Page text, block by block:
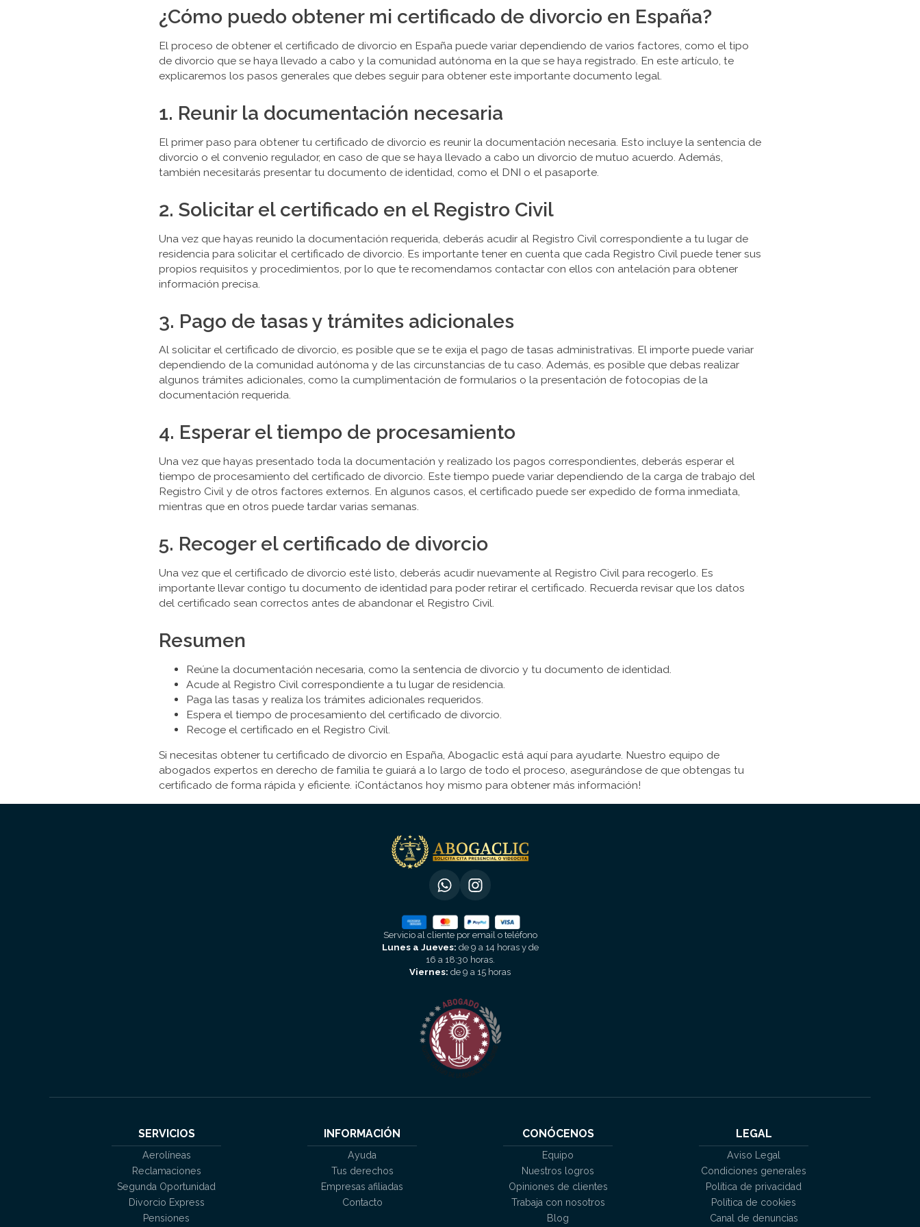
¿Cómo puedo obtener mi certificado de divorcio en España?
El proceso de obtener el certificado de divorcio en España puede variar dependiendo de varios factores, como el tipo
de divorcio que se haya llevado a cabo y la comunidad autónoma en la que se haya registrado. En este artículo, te
explicaremos los pasos generales que debes seguir para obtener este importante documento legal.
1. Reunir la documentación necesaria
El primer paso para obtener tu certificado de divorcio es reunir la documentación necesaria. Esto incluye la sentencia de
divorcio o el convenio regulador, en caso de que se haya llevado a cabo un divorcio de mutuo acuerdo. Además,
también necesitarás presentar tu documento de identidad, como el DNI o el pasaporte.
2. Solicitar el certificado en el Registro Civil
Una vez que hayas reunido la documentación requerida, deberás acudir al Registro Civil correspondiente a tu lugar de
residencia para solicitar el certificado de divorcio. Es importante tener en cuenta que cada Registro Civil puede tener sus
propios requisitos y procedimientos, por lo que te recomendamos contactar con ellos con antelación para obtener
información precisa.
3. Pago de tasas y trámites adicionales
Al solicitar el certificado de divorcio, es posible que se te exija el pago de tasas administrativas. El importe puede variar
dependiendo de la comunidad autónoma y de las circunstancias de tu caso. Además, es posible que debas realizar
algunos trámites adicionales, como la cumplimentación de formularios o la presentación de fotocopias de la
documentación requerida.
4. Esperar el tiempo de procesamiento
Una vez que hayas presentado toda la documentación y realizado los pagos correspondientes, deberás esperar el
tiempo de procesamiento del certificado de divorcio. Este tiempo puede variar dependiendo de la carga de trabajo del
Registro Civil y de otros factores externos. En algunos casos, el certificado puede ser expedido de forma inmediata,
mientras que en otros puede tardar varias semanas.
5. Recoger el certificado de divorcio
Una vez que el certificado de divorcio esté listo, deberás acudir nuevamente al Registro Civil para recogerlo. Es
importante llevar contigo tu documento de identidad para poder retirar el certificado. Recuerda revisar que los datos
del certificado sean correctos antes de abandonar el Registro Civil.
Resumen
Reúne la documentación necesaria, como la sentencia de divorcio y tu documento de identidad.
Acude al Registro Civil correspondiente a tu lugar de residencia.
Paga las tasas y realiza los trámites adicionales requeridos.
Espera el tiempo de procesamiento del certificado de divorcio.
Recoge el certificado en el Registro Civil.
Si necesitas obtener tu certificado de divorcio en España, Abogaclic está aquí para ayudarte. Nuestro equipo de
abogados expertos en derecho de familia te guiará a lo largo de todo el proceso, asegurándose de que obtengas tu
certificado de forma rápida y eficiente. ¡Contáctanos hoy mismo para obtener más información!
Servicio al cliente por email o teléfono
Lunes a Jueves: de 9 a 14 horas y de
16 a 18:30 horas.
Viernes: de 9 a 15 horas
SERVICIOS
Aerolíneas
Reclamaciones
Segunda Oportunidad
Divorcio Express
Pensiones
INFORMACIÓN
Ayuda
Tus derechos
Empresas afiliadas
Contacto
CONÓCENOS
Equipo
Nuestros logros
Opiniones de clientes
Trabaja con nosotros
Blog
LEGAL
Aviso Legal
Condiciones generales
Política de privacidad
Política de cookies
Canal de denuncias